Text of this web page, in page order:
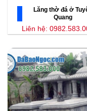
Lăng thờ đá ở
Quang
Liên hệ: